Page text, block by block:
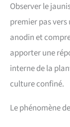
Observer le
premier pas vers
anodin et
apporter une
interne de la
culture confiné.
Le phénomène